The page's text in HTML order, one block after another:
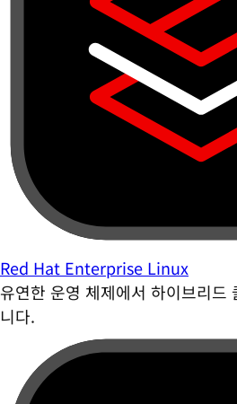
Red Hat Enterprise Linux
유연한 운영 체제에서 하이브리드
니다.